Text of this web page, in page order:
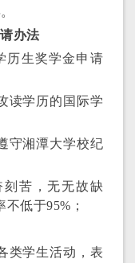
办法
历生奖学金申请
读学历的国际学
守湘潭大学校纪
刻苦，无无故缺
低于95%；
类学生活动，表